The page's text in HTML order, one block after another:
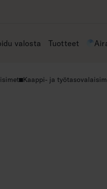
valosta Tuotteet
Kaappi- ja